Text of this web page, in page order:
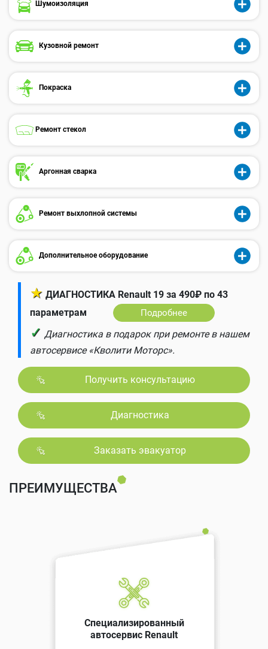
Шумоизоляция
Кузовной ремонт
Покраска
Ремонт стекол
Аргонная сварка
Ремонт выхлопной системы
Дополнительное оборудование
★ ДИАГНОСТИКА Renault 19 за 490₽ по 43
параметрам
Подробнее
✓ Диагностика в подарок при ремонте в нашем
автосервисе «Кволити Моторс».
Получить консультацию
Диагностика
Заказать эвакуатор
ПРЕИМУЩЕСТВА
Специализированный
автосервис Renault